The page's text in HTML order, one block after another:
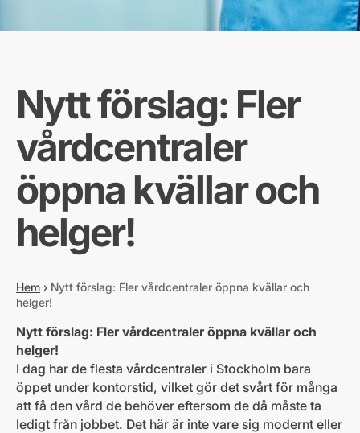
Nytt förslag: Fler
vårdcentraler
öppna kvällar och
helger!
Hem › Nytt förslag: Fler vårdcentraler öppna kvällar och
helger!
Nytt förslag: Fler vårdcentraler öppna kvällar och
helger!
I dag har de flesta vårdcentraler i Stockholm bara
öppet under kontorstid, vilket gör det svårt för många
att få den vård de behöver eftersom de då måste ta
ledigt från jobbet. Det här är inte vare sig modernt eller